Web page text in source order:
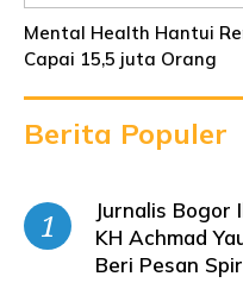
Mental Health Hantui
Capai 15,5 juta Orang
Berita Populer
Jurnalis Bogor
KH Achmad
Beri Pesan